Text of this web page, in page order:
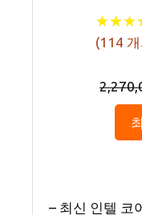
★★★
★★★
(114
– 최신 인텔 코